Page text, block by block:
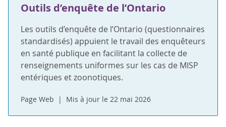
Outils d’enquête de l’Ontario
Les outils d’enquête de l’Ontario (questionnaires
standardisés) appuient le travail des enquêteurs
en santé publique en facilitant la collecte de
renseignements uniformes sur les cas de MISP
entériques et zoonotiques.
Page Web Mis à jour le 22 mai 2026